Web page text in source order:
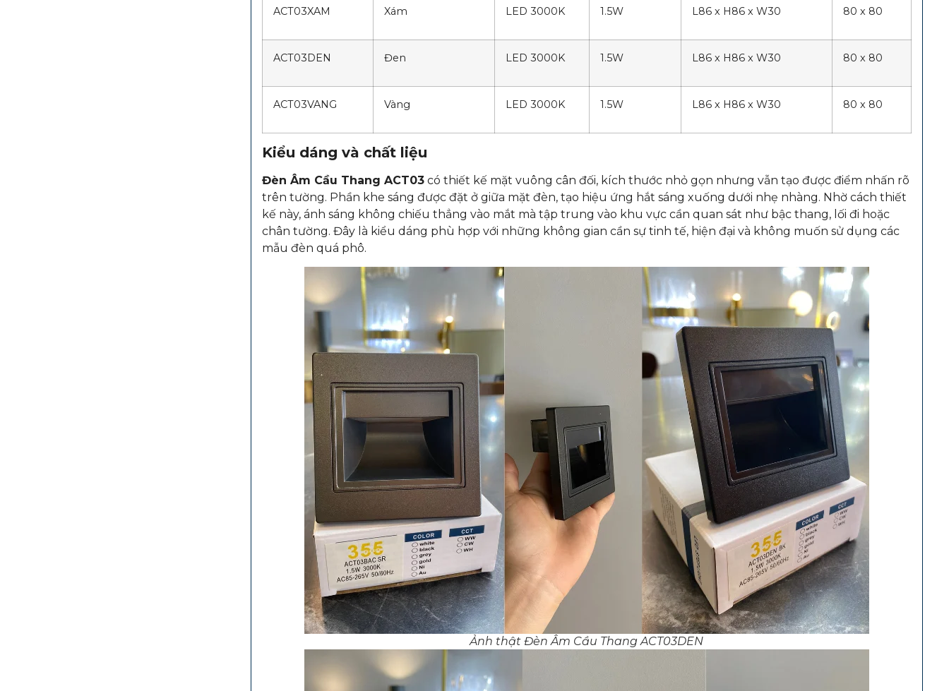
ACT03XAM Xám LED 3000K 1.5W L86 x H86 x W30 80 x 80
ACT03DEN Đen LED 3000K 1.5W L86 x H86 x W30 80 x 80
ACT03VANG Vàng LED 3000K 1.5W L86 x H86 x W30 80 x 80
Kiểu dáng và chất liệu
Đèn Âm Cầu Thang ACT03có thiết kế mặt vuông cân đối, kích thước nhỏ gọn nhưng vẫn tạo được điểm nhấn rõ
trên tường. Phần khe sáng được đặt ở giữa mặt đèn, tạo hiệu ứng hắt sáng xuống dưới nhẹ nhàng. Nhờ cách thiết
kế này, ánh sáng không chiếu thẳng vào mắt mà tập trung vào khu vực cần quan sát như bậc thang, lối đi hoặc
chân tường. Đây là kiểu dáng phù hợp với những không gian cần sự tinh tế, hiện đại và không muốn sử dụng các
mẫu đèn quá phô.
Ảnh thật Đèn Âm Cầu Thang ACT03DEN